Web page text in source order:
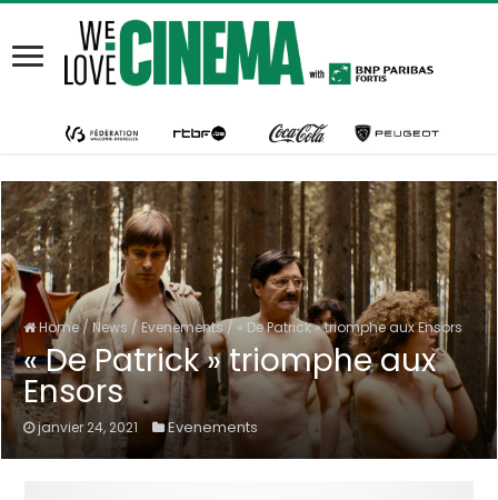
Home/ News / Evenements/ « De Patrick » triomphe aux Ensors
« De Patrick » triomphe aux
Ensors
janvier 24, 2021 Evenements